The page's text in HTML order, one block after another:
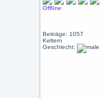
Offline
Beiträge: 1057
Keltern
Geschlecht: